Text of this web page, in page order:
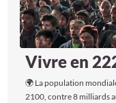
Vivre en
🌍 La population
2100, contre 8 milliards